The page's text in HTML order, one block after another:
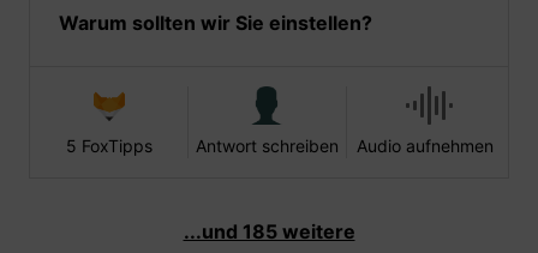
Warum sollten wir Sie einstellen?
5 FoxTipps Antwort schreiben Audio aufnehmen
...und 185 weitere